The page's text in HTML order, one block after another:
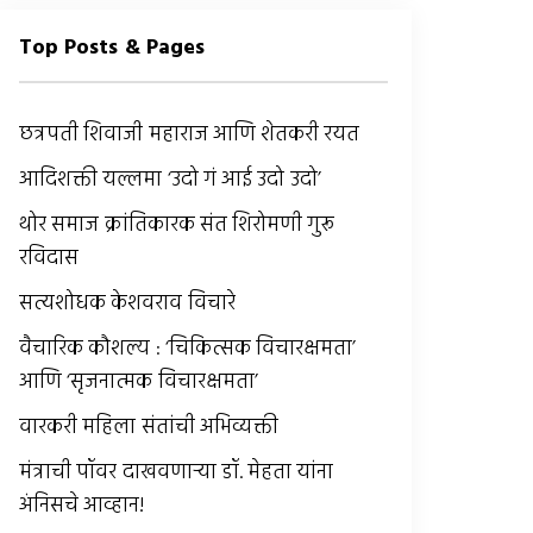
Top Posts & Pages
छत्रपती शिवाजी महाराज आणि शेतकरी रयत
आदिशक्ती यल्लमा ‘उदो गं आई उदो उदो’
थोर समाज क्रांतिकारक संत शिरोमणी गुरू
रविदास
सत्यशोधक केशवराव विचारे
वैचारिक कौशल्य : ‘चिकित्सक विचारक्षमता’
आणि ‘सृजनात्मक विचारक्षमता’
वारकरी महिला संतांची अभिव्यक्ती
मंत्राची पॉवर दाखवणार्‍या डॉ. मेहता यांना
अंनिसचे आव्हान!